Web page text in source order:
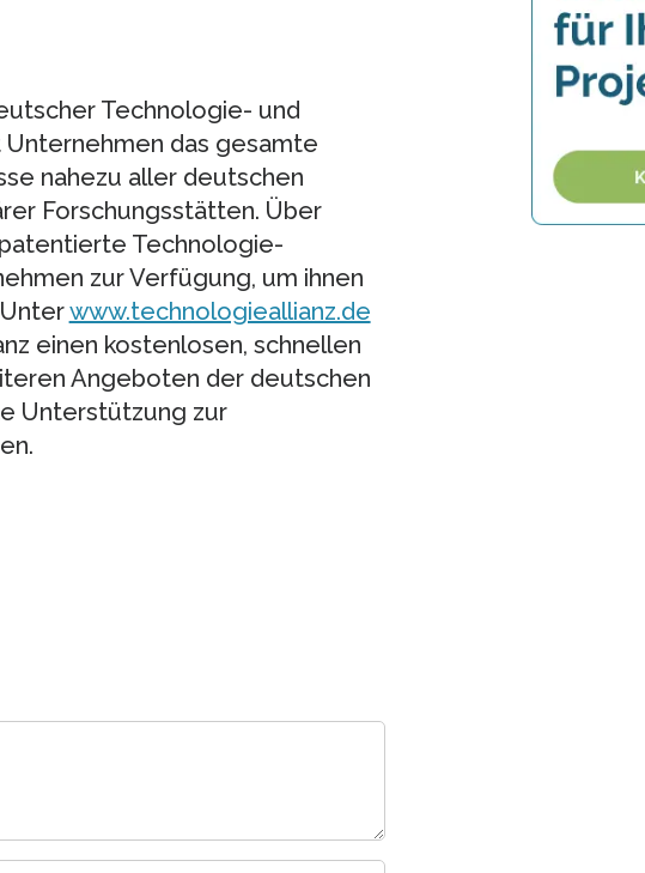
Technologie- und
das gesamte
nahezu aller deutschen
Forschungsstätten. Über
Technologie-
zur Verfügung, um ihnen
www.technologieallianz.de
einen kostenlosen, schnellen
Angeboten der deutschen
Unterstützung zur